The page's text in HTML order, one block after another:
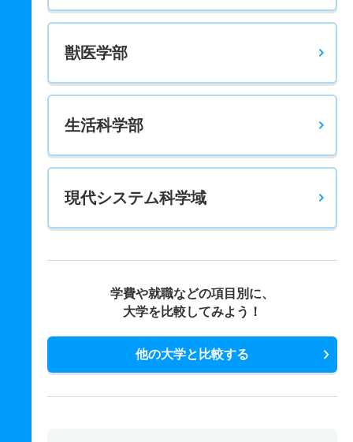
獣医学部
生活科学部
現代システム科学域
学費や就職などの項目別に、
大学を比較してみよう！
他の大学と比較する